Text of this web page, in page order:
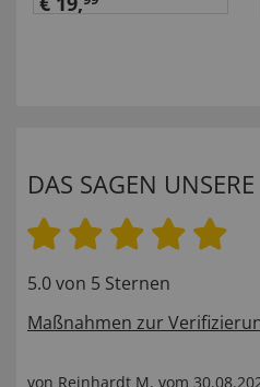
DAS SAGEN
5.0 von 5 Sternen
Maßnahmen zur
von Reinhardt M. vom